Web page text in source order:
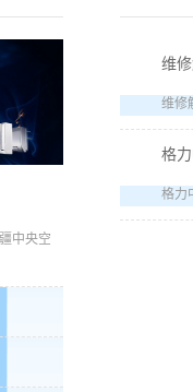
中央空
维
维修
格
格力